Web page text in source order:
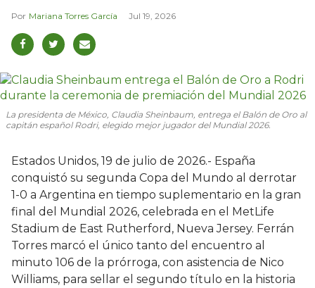
Mariana Torres García Jul 19, 2026
La presidenta de México, Claudia Sheinbaum, entrega el Balón de Oro al
capitán español Rodri, elegido mejor jugador del Mundial 2026.
Estados Unidos, 19 de julio de 2026.- España
conquistó su segunda Copa del Mundo al derrotar
1-0 a Argentina en tiempo suplementario en la gran
final del Mundial 2026, celebrada en el MetLife
Stadium de East Rutherford, Nueva Jersey. Ferrán
Torres marcó el único tanto del encuentro al
minuto 106 de la prórroga, con asistencia de Nico
Williams, para sellar el segundo título en la historia